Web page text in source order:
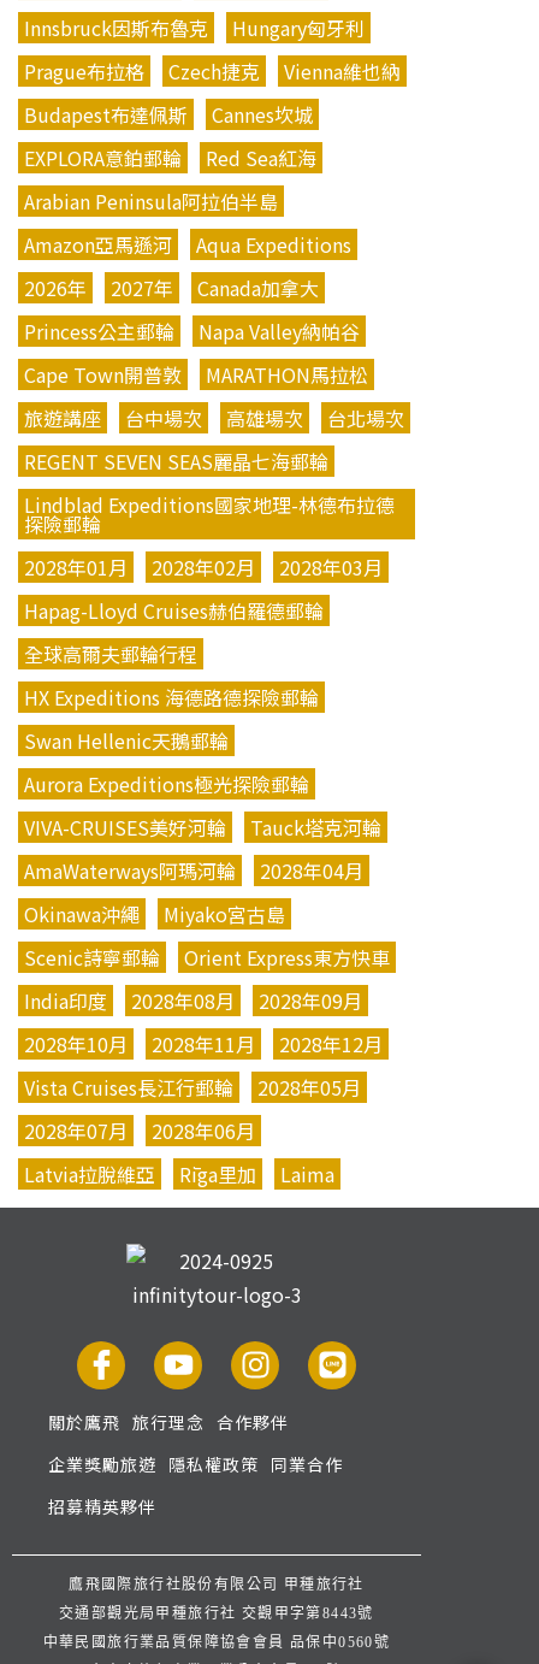
Innsbruck因斯布魯克
Hungary匈牙利
Prague布拉格
Czech捷克
Vienna維也納
Budapest布達佩斯
Cannes坎城
EXPLORA意鉑郵輪
Red Sea紅海
Arabian Peninsula阿拉伯半島
Amazon亞馬遜河
Aqua Expeditions
2026年
2027年
Canada加拿大
Princess公主郵輪
Napa Valley納帕谷
Cape Town開普敦
MARATHON馬拉松
旅遊講座
台中場次 高雄場次
台北場次
REGENT SEVEN SEAS麗晶七海郵輪
Lindblad Expeditions國家地理-林德布拉德
探險郵輪
2028年01月
2028年02月
2028年03月
Hapag-Lloyd Cruises赫伯羅德郵輪
全球高爾夫郵輪行程
HX Expeditions 海德路德探險郵輪
Swan Hellenic天鵝郵輪
Aurora Expeditions極光探險郵輪
VIVA-CRUISES美好河輪
Tauck塔克河輪
AmaWaterways阿瑪河輪
2028年04月
Okinawa沖繩
Miyako宮古島
Scenic詩寧郵輪
Orient Express東方快車
India印度
2028年08月
2028年09月
2028年10月
2028年11月
2028年12月
Vista Cruises長江行郵輪
2028年05月
2028年07月
2028年06月
Latvia拉脫維亞
Rīga里加 Laima
關於鷹飛 旅行理念 合作夥伴
企業獎勵旅遊 隱私權政策 同業合作
招募精英夥伴
鷹飛國際旅行社股份有限公司 甲種旅行社
交通部觀光局甲種旅行社 交觀甲字第8443號
中華民國旅行業品質保障協會會員 品保中0560號